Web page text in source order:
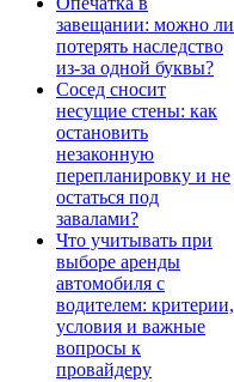
завещании: можно ли
потерять наследство
из-за одной буквы?
Сосед сносит
несущие стены: как
остановить
незаконную
перепланировку и не
остаться под
завалами?
Что учитывать при
выборе аренды
автомобиля с
водителем: критерии,
условия и важные
вопросы к
провайдеру